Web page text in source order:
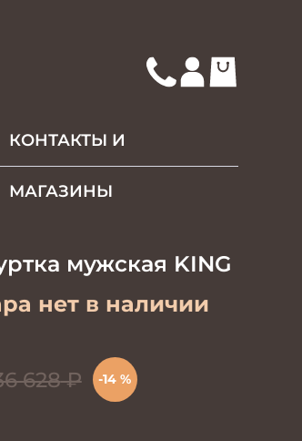
КОНТАКТЫ И
МАГАЗИНЫ
мужская KING
нет в наличии
628₽ -14 %